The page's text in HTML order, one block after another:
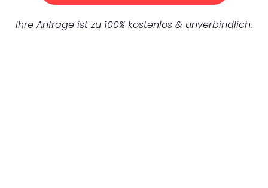
Ihre Anfrage ist zu 100% kostenlos & unverbindlich.